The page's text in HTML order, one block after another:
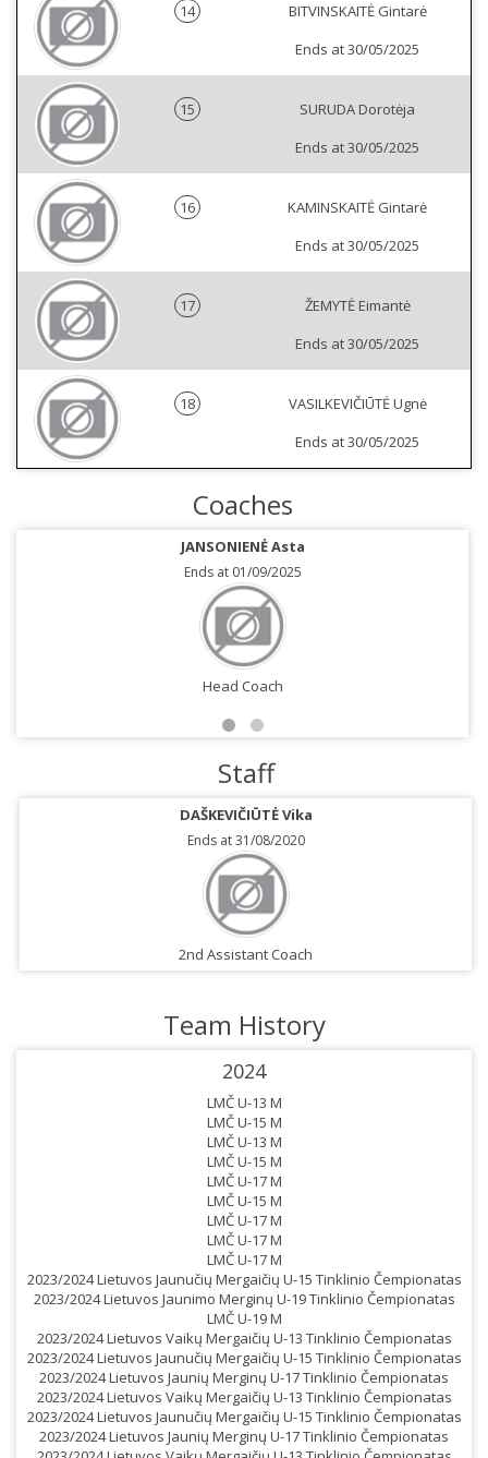
14
BITVINSKAITĖ Gintarė
Ends at 30/05/2025
15
SURUDA Dorotėja
Ends at 30/05/2025
16
KAMINSKAITĖ Gintarė
Ends at 30/05/2025
17
ŽEMYTĖ Eimantė
Ends at 30/05/2025
18
VASILKEVIČIŪTĖ Ugnė
Ends at 30/05/2025
Coaches
JANSONIENĖ Asta
Ends at 01/09/2025
Head Coach
Staff
DAŠKEVIČIŪTĖ Vika
Ends at 31/08/2020
2nd Assistant Coach
Team History
2024
LMČ U-13 M
LMČ U-15 M
LMČ U-13 M
LMČ U-15 M
LMČ U-17 M
LMČ U-15 M
LMČ U-17 M
LMČ U-17 M
LMČ U-17 M
2023/2024 Lietuvos Jaunučių Mergaičių U-15 Tinklinio Čempionatas
2023/2024 Lietuvos Jaunimo Merginų U-19 Tinklinio Čempionatas
LMČ U-19 M
2023/2024 Lietuvos Vaikų Mergaičių U-13 Tinklinio Čempionatas
2023/2024 Lietuvos Jaunučių Mergaičių U-15 Tinklinio Čempionatas
2023/2024 Lietuvos Jaunių Merginų U-17 Tinklinio Čempionatas
2023/2024 Lietuvos Vaikų Mergaičių U-13 Tinklinio Čempionatas
2023/2024 Lietuvos Jaunučių Mergaičių U-15 Tinklinio Čempionatas
2023/2024 Lietuvos Jaunių Merginų U-17 Tinklinio Čempionatas